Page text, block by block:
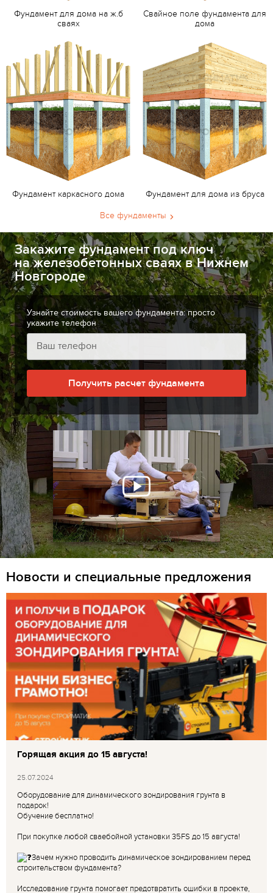
Фундамент для дома на ж.б
сваях
Свайное поле фундамента для
дома
Фундамент каркасного дома Фундамент для дома из бруса
Все фундаменты
Закажите фундамент под ключ
на железобетонных сваях в Нижнем
Новгороде
Узнайте стоимость вашего фундамента: просто
укажите телефон
Получить расчет фундамента
Новости и специальные предложения
Горящая акция до 15 августа!
25.07.2024
Оборудование для динамического зондирования грунта в
подарок!
Обучение бесплатно!
При покупке любой сваебойной установки 35FS до 15 августа!
Зачем нужно проводить динамическое зондированием перед
строительством фундамента?
Исследование грунта помогает предотвратить ошибки в проекте,